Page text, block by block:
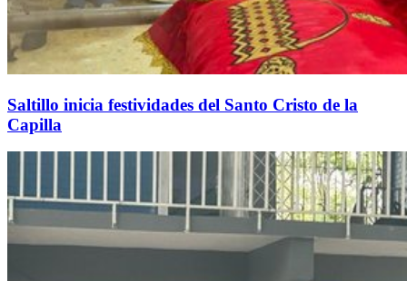
Saltillo inicia festividades del Santo Cristo de la
Capilla